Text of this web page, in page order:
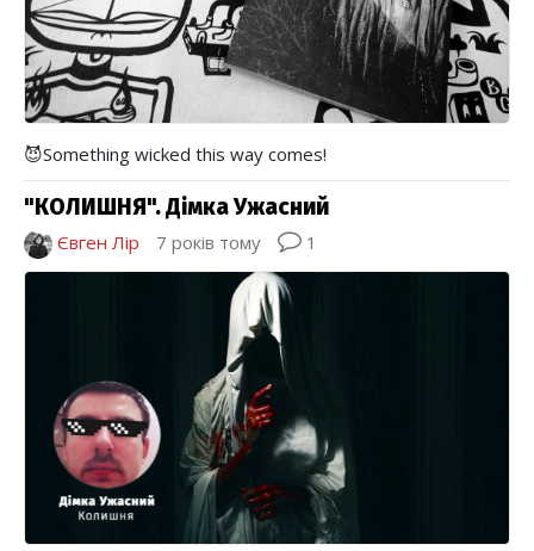
😈Something wicked this way comes!
"КОЛИШНЯ". Дімка Ужасний
Євген Лір 7 років тому 1